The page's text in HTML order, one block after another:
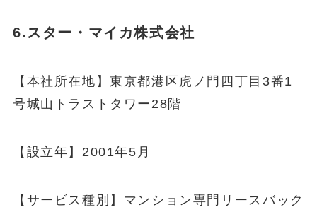
6.スター・マイカ株式会社
【本社所在地】東京都港区虎ノ門四丁目3番1
号城山トラストタワー28階
【設立年】2001年5月
【サービス種別】マンション専門リースバック